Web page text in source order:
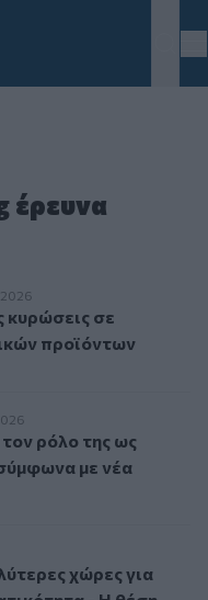
έρευνα
κυρώσεις σε διανομείς
κυρώσεις σε
προϊόντων
ρόλο της ως
ρόλο της ως
με νέα
χώρες για
χώρες για